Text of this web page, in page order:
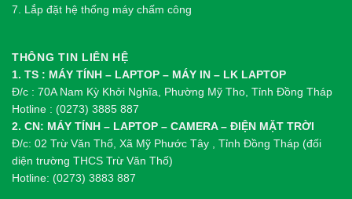
7. Lắp đặt hệ thống máy chấm công
THÔNG TIN LIÊN HỆ
1. TS : MÁY TÍNH – LAPTOP – MÁY IN – LK LAPTOP
Đ/c : 70A Nam Kỳ Khởi Nghĩa, Phường Mỹ Tho, Tỉnh Đồng Tháp
Hotline : (0273) 3885 887
2. CN: MÁY TÍNH – LAPTOP – CAMERA – ĐIỆN MẶT TRỜI
Đ/c: 02 Trừ Văn Thố, Xã Mỹ Phước Tây , Tỉnh Đồng Tháp (đối
diện trường THCS Trừ Văn Thố)
Hotline: (0273) 3883 887